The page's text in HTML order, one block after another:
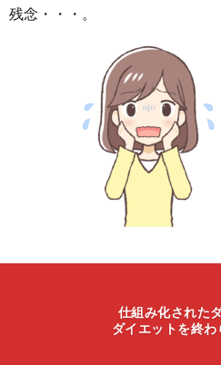
残念・・・。
仕組み化された
ダイエットを終わ